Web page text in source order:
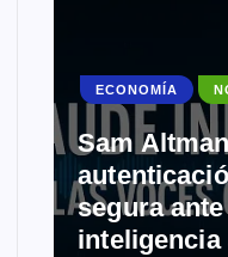
ECONOMÍA
Sam
segura